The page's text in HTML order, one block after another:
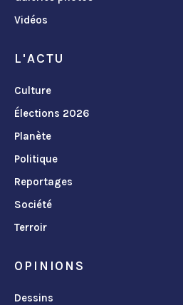
Vidéos
L'ACTU
Culture
Élections 2026
Planète
Politique
Reportages
Société
Terroir
OPINIONS
Dessins